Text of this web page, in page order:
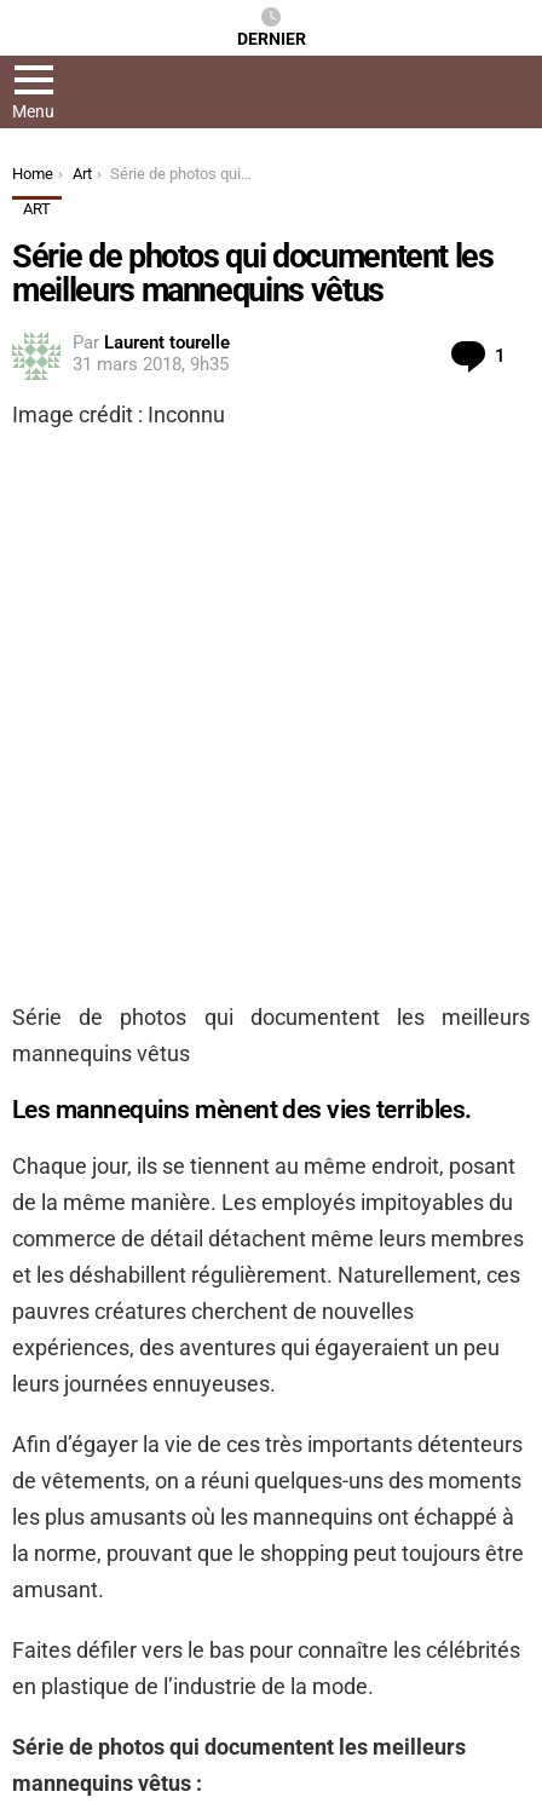
DERNIER
Menu
You are here:
Home Art
Série de photos qui documentent les meilleurs mannequins vêtus
ART
Série de photos qui documentent les
meilleurs mannequins vêtus
Par Laurent tourelle
31 mars 2018, 9h35
1
Image crédit : Inconnu
Série de photos qui documentent les meilleurs
mannequins vêtus
Les mannequins mènent des vies terribles.
Chaque jour, ils se tiennent au même endroit, posant
de la même manière. Les employés impitoyables du
commerce de détail détachent même leurs membres
et les déshabillent régulièrement. Naturellement, ces
pauvres créatures cherchent de nouvelles
expériences, des aventures qui égayeraient un peu
leurs journées ennuyeuses.
Afin d’égayer la vie de ces très importants détenteurs
de vêtements, on a réuni quelques-uns des moments
les plus amusants où les mannequins ont échappé à
la norme, prouvant que le shopping peut toujours être
amusant.
Faites défiler vers le bas pour connaître les célébrités
en plastique de l’industrie de la mode.
Série de photos qui documentent les meilleurs
mannequins vêtus :